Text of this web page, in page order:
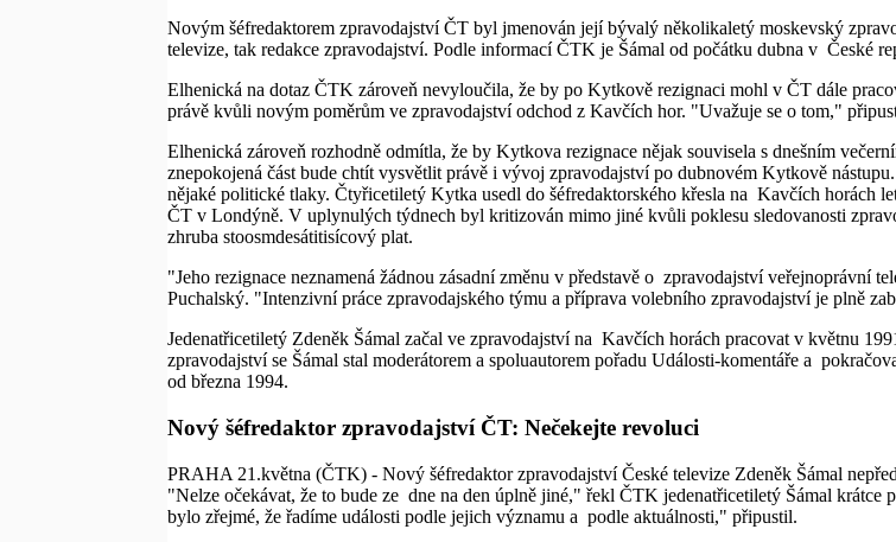
Novým šéfredaktorem zpravodajství ČT byl jmenován její bývalý několikaletý moskevský
televize, tak redakce zpravodajství. Podle informací ČTK je Šámal od počátku dubna v České
Elhenická na dotaz ČTK zároveň nevyloučila, že by po Kytkově rezignaci mohl v ČT dále
právě kvůli novým poměrům ve zpravodajství odchod z Kavčích hor. "Uvažuje se o tom,"
Elhenická zároveň rozhodně odmítla, že by Kytkova rezignace nějak souvisela s dnešním
znepokojená část bude chtít vysvětlit právě i vývoj zpravodajství po dubnovém Kytkově
nějaké politické tlaky. Čtyřicetiletý Kytka usedl do šéfredaktorského křesla na Kavčích horách
ČT v Londýně. V uplynulých týdnech byl kritizován mimo jiné kvůli poklesu sledovanosti
zhruba stoosmdesátitisícový plat.
"Jeho rezignace neznamená žádnou zásadní změnu v představě o zpravodajství veřejnoprávní
Puchalský. "Intenzivní práce zpravodajského týmu a příprava volebního zpravodajství je plně
Jedenatřicetiletý Zdeněk Šámal začal ve zpravodajství na Kavčích horách pracovat v květnu
zpravodajství se Šámal stal moderátorem a spoluautorem pořadu Události-komentáře a
od března 1994.
Nový šéfredaktor zpravodajství ČT: Nečekejte revoluci
PRAHA 21.května (ČTK) - Nový šéfredaktor zpravodajství České televize Zdeněk Šámal
"Nelze očekávat, že to bude ze dne na den úplně jiné," řekl ČTK jedenatřicetiletý Šámal
bylo zřejmé, že řadíme události podle jejich významu a podle aktuálnosti," připustil.